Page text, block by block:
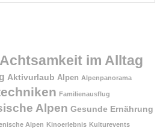
Achtsamkeit im Alltag
Aktivurlaub Alpen Alpenpanorama
Familienausflug
Alpen Gesunde Ernährung
Alpen Kinoerlebnis Kulturevents